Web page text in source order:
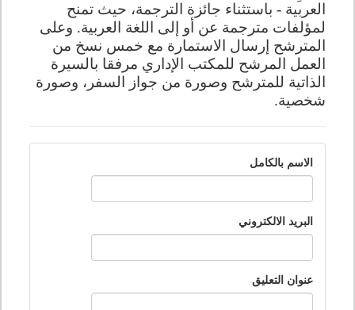
العربية - باستثناء جائزة الترجمة، حيث تمنح
لمؤلفات مترجمة عن أو إلى اللغة العربية. وعلى
المترشح إرسال الاستمارة مع خمس نسخ من
العمل المرشح للمكتب الإداري مرفقا بالسيرة
الذاتية للمترشح وصورة من جواز السفر، وصورة
شخصية.
الاسم بالكامل
البريد الالكتروني
عنوان التعليق